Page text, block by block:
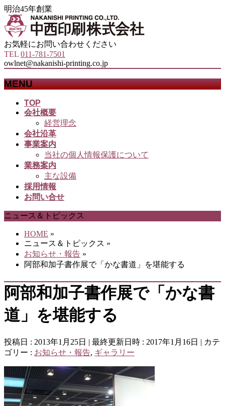
明治45年創業
お気軽にお問い合わせください
TEL 011-781-7501
owlnet@nakanishi-printing.co.jp
MENU
TOP
会社概要
経営理念
会社沿革
事業案内
当社の個人情報保護について
業務案内
主な設備
採用情報
お問い合せ
ニュース＆トピックス
HOME »
ニュース＆トピックス »
お知らせ・報告 »
阿部和加子書作展で「かな書道」を堪能する
阿部和加子書作展で「かな書
道」を堪能する
投稿日 : 2013年1月25日 最終更新日時 : 2017年1月16日
カテ
ゴリー : お知らせ・報告, ギャラリー